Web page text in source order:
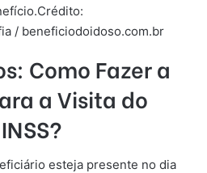
/ beneficiodoidoso.com.br
Como Fazer a
a Visita do
esteja presente no dia